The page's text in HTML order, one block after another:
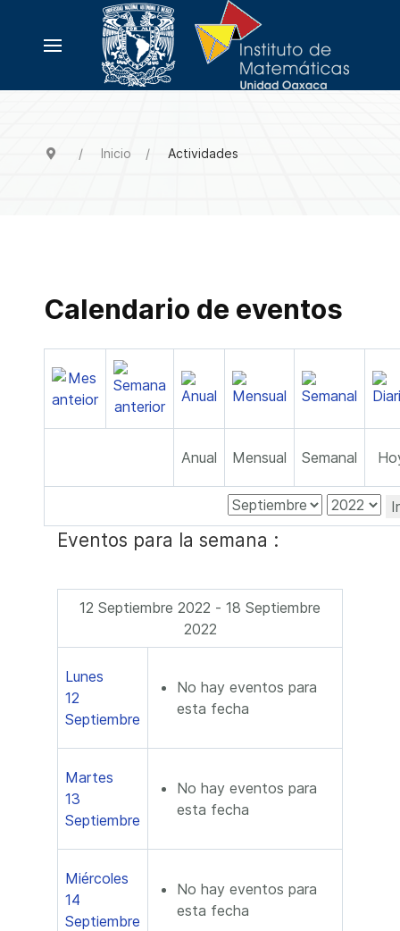
Inicio Actividades
Calendario de eventos
Anual Mensual Semanal
Eventos para la semana :
12 Septiembre 2022 - 18 Septiembre
2022
Lunes
12
Septiembre
No hay eventos para
esta fecha
Martes
13
Septiembre
No hay eventos para
esta fecha
Miércoles
14
Septiembre
No hay eventos para
esta fecha